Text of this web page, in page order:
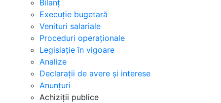
Bilanț
Execuție bugetară
Venituri salariale
Proceduri operaționale
Legislație în vigoare
Analize
Declarații de avere și interese
Anunțuri
Achiziții publice